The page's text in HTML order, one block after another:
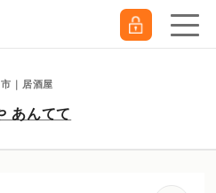
｜居酒屋
あんてて